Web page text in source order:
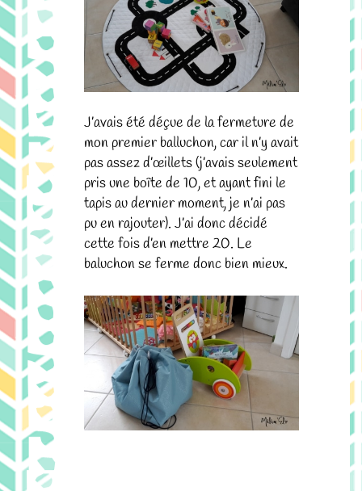
J’avais été déçue de la fermeture de
mon premier balluchon, car il n’y avait
pas assez d’œillets (j’avais seulement
pris une boîte de 10, et ayant fini le
tapis au dernier moment, je n’ai pas
pu en rajouter). J’ai donc décidé
cette fois d’en mettre 20. Le
baluchon se ferme donc bien mieux.